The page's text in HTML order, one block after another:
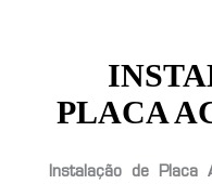
PLACA
Instalação de